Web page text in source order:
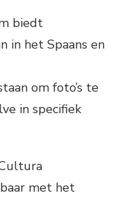
biedt
in het Spaans en
om foto’s te
in specifiek
met het